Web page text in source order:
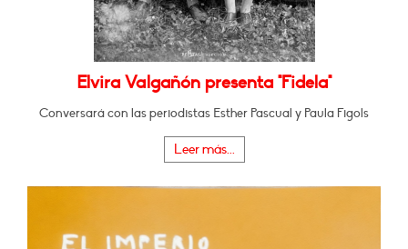
Elvira Valgañón presenta "Fidela"
Conversará con las periodistas Esther Pascual y Paula Figols
Leer más...